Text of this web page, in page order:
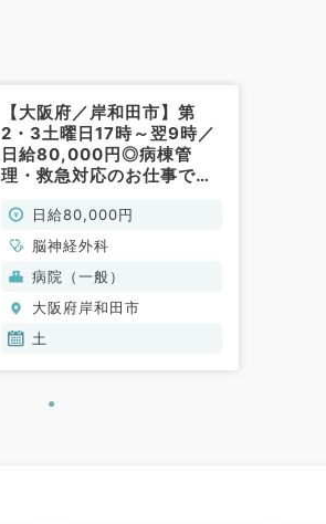
【大阪府／岸和田市】第
2・3土曜日17時～翌9時／
日給80,000円◎病棟管
理・救急対応のお仕事です
日給80,000円
脳神経外科
病院（一般）
大阪府岸和田市
土